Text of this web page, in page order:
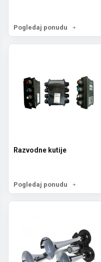
Pogledaj ponudu
Razvodne kutije
Pogledaj ponudu